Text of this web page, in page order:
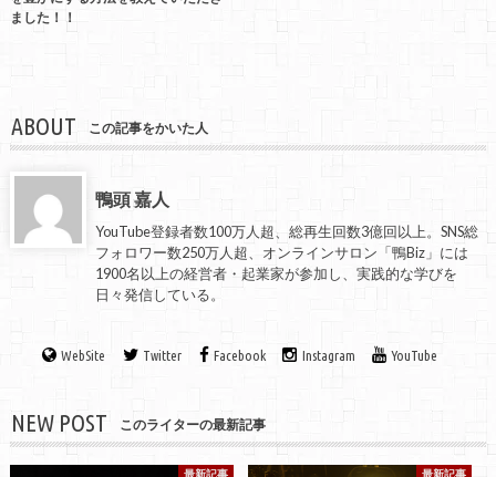
ました！！
ABOUT この記事をかいた人
鴨頭 嘉人
YouTube登録者数100万人超、総再生回数3億回以上。SNS総
フォロワー数250万人超、オンラインサロン「鴨Biz」には
1900名以上の経営者・起業家が参加し、実践的な学びを
日々発信している。
WebSite Twitter Facebook Instagram YouTube
NEW POST このライターの最新記事
最新記事 最新記事